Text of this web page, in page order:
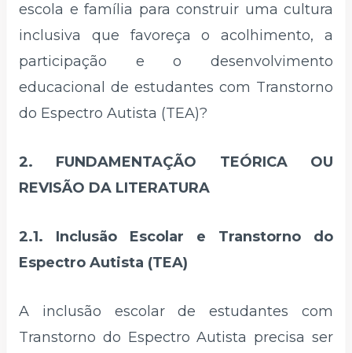
escola e família para construir uma cultura
inclusiva que favoreça o acolhimento, a
participação e o desenvolvimento
educacional de estudantes com Transtorno
do Espectro Autista (TEA)?
2. FUNDAMENTAÇÃO TEÓRICA OU
REVISÃO DA LITERATURA
2.1. Inclusão Escolar e Transtorno do
Espectro Autista (TEA)
A inclusão escolar de estudantes com
Transtorno do Espectro Autista precisa ser